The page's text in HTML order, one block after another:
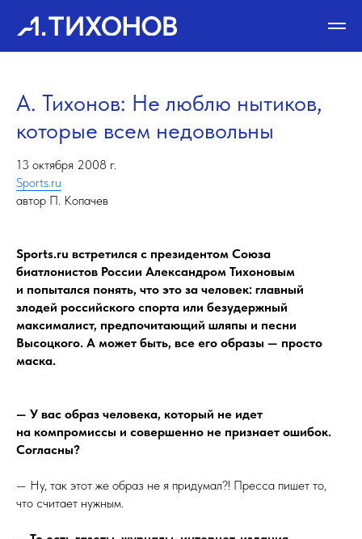
А. Тихонов: Не люблю нытиков,
которые всем недовольны
13 октября 2008 г.
Sports.ru
автор П. Копачев
Sports.ru встретился с президентом Союза
биатлонистов России Александром Тихоновым
и попытался понять, что это за человек: главный
злодей российского спорта или безудержный
максималист, предпочитающий шляпы и песни
Высоцкого. А может быть, все его образы — просто
маска.
— У вас образ человека, который не идет
на компромиссы и совершенно не признает ошибок.
Согласны?
— Ну, так этот же образ не я придумал?! Пресса пишет то,
что считает нужным.